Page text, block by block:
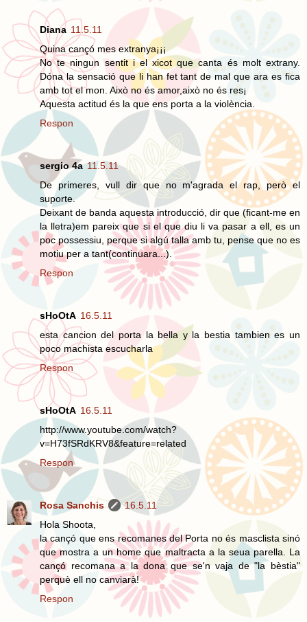
Diana 11.5.11
Quina cançó mes extranya¡¡¡
No te ningun sentit i el xicot que canta és molt extrany.
Dóna la sensació que li han fet tant de mal que ara es fica
amb tot el mon. Això no és amor,això no és res¡
Aquesta actitud és la que ens porta a la violència.
Respon
sergio 4a 11.5.11
De primeres, vull dir que no m'agrada el rap, però el
suporte.
Deixant de banda aquesta introducció, dir que (ficant-me en
la lletra)em pareix que si el que diu li va pasar a ell, es un
poc possessiu, perque si algú talla amb tu, pense que no es
motiu per a tant(continuara...).
Respon
sHoOtA 16.5.11
esta cancion del porta la bella y la bestia tambien es un
poco machista escucharla
Respon
sHoOtA 16.5.11
http://www.youtube.com/watch?
v=H73fSRdKRV8&feature=related
Respon
Rosa Sanchis
16.5.11
Hola Shoota,
la cançó que ens recomanes del Porta no és masclista sinó
que mostra a un home que maltracta a la seua parella. La
cançó recomana a la dona que se'n vaja de "la bèstia"
perquè ell no canviarà!
Respon